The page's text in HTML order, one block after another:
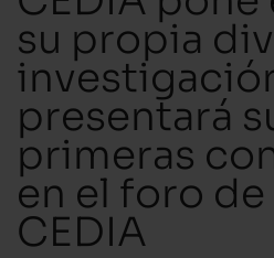
su propia
presentará
primeras
en el foro
CEDIA